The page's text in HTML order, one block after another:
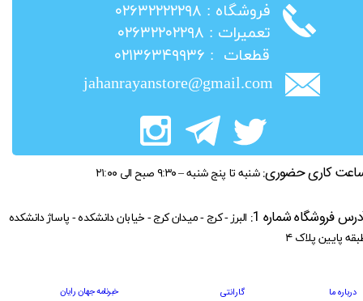
​فروشگاه : ۰۲۶۳۲۲۲۲۲۹۸
​تعمیرات : ۰۲۶۳۲۲۰۲۲۹۸
​قطعات : ۰۲۱۳۶۳۴۹۹۳۶
jahanrayanstore@gmail.com
کاری حضوری: شنبه تا پنج شنبه – ۹:۳۰ صبح الی ۲۱:۰۰
درباره ما گارانتی خبرنامه جهان رایان
فروشگاه شماره 1:
البرز - کرج - میدان کرج - خیابان دانشکده - پاساژ دانشکده
پایین پلاک ۴